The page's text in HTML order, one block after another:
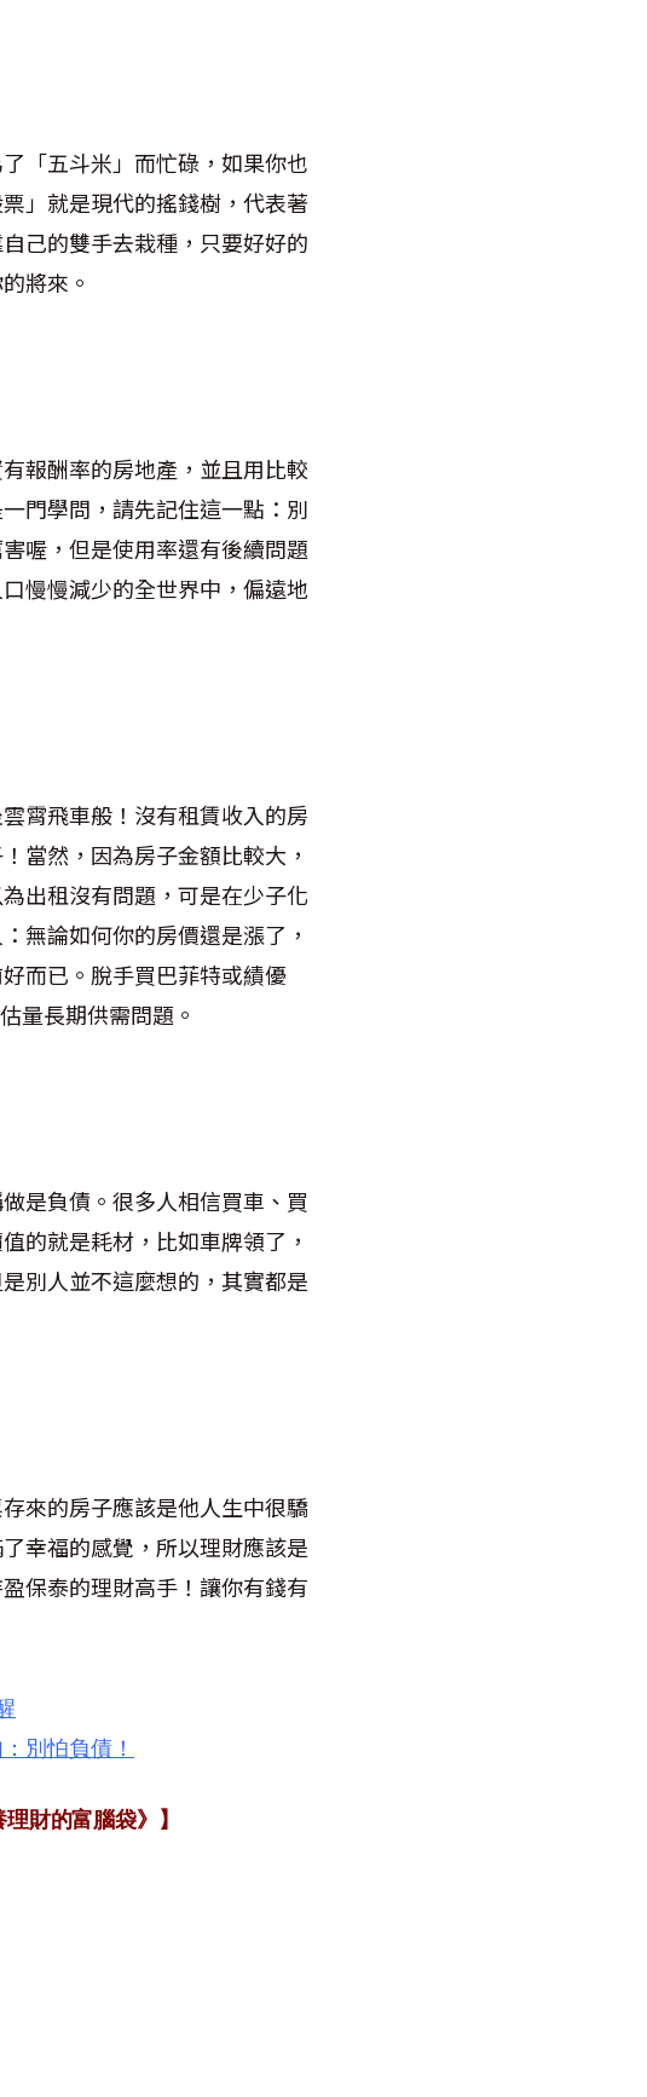
「五斗米」而忙碌，如果你也
」就是現代的搖錢樹，代表著
己的雙手去栽種，只要好好的
將來。
報酬率的房地產，並且用比較
門學問，請先記住這一點：別
喔，但是使用率還有後續問題
慢慢減少的全世界中，偏遠地
霄飛車般！沒有租賃收入的房
當然，因為房子金額比較大，
出租沒有問題，可是在少子化
無論如何你的房價還是漲了，
而已。脫手買巴菲特或績優
量長期供需問題。
是負債。很多人相信買車、買
的就是耗材，比如車牌領了，
別人並不這麼想的，其實都是
來的房子應該是他人生中很驕
幸福的感覺，所以理財應該是
保泰的理財高手！讓你有錢有
別怕負債！
財的富腦袋》】